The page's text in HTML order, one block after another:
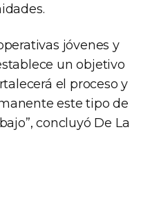
jóvenes y
un objetivo
el proceso y
este tipo de
concluyó De La